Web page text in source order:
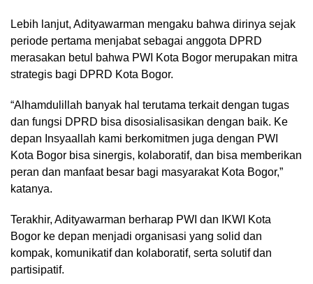
Lebih lanjut, Adityawarman mengaku bahwa dirinya sejak
periode pertama menjabat sebagai anggota DPRD
merasakan betul bahwa PWI Kota Bogor merupakan mitra
strategis bagi DPRD Kota Bogor.
“Alhamdulillah banyak hal terutama terkait dengan tugas
dan fungsi DPRD bisa disosialisasikan dengan baik. Ke
depan Insyaallah kami berkomitmen juga dengan PWI
Kota Bogor bisa sinergis, kolaboratif, dan bisa memberikan
peran dan manfaat besar bagi masyarakat Kota Bogor,”
katanya.
Terakhir, Adityawarman berharap PWI dan IKWI Kota
Bogor ke depan menjadi organisasi yang solid dan
kompak, komunikatif dan kolaboratif, serta solutif dan
partisipatif.